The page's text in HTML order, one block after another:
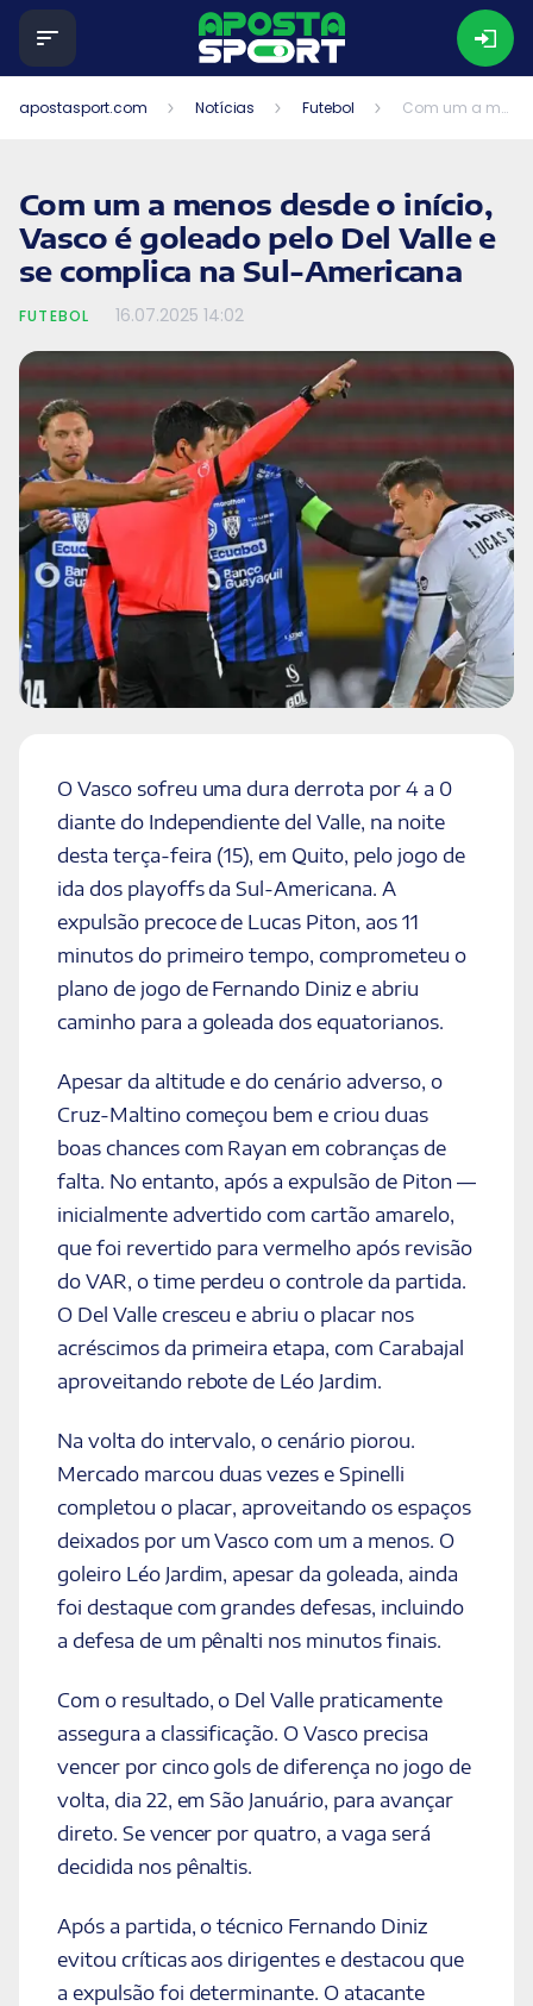
apostasport.com Notícias Futebol Com um a menos desde o início, Vasco é goleado pelo Del Valle e se complica na Sul-Americana
Com um a menos desde o início,
Vasco é goleado pelo Del Valle e
se complica na Sul-Americana
FUTEBOL 16.07.2025 14:02
O Vasco sofreu uma dura derrota por 4 a 0
diante do Independiente del Valle, na noite
desta terça-feira (15), em Quito, pelo jogo de
ida dos playoffs da Sul-Americana. A
expulsão precoce de Lucas Piton, aos 11
minutos do primeiro tempo, comprometeu o
plano de jogo de Fernando Diniz e abriu
caminho para a goleada dos equatorianos.
Apesar da altitude e do cenário adverso, o
Cruz-Maltino começou bem e criou duas
boas chances com Rayan em cobranças de
falta. No entanto, após a expulsão de Piton —
inicialmente advertido com cartão amarelo,
que foi revertido para vermelho após revisão
do VAR, o time perdeu o controle da partida.
O Del Valle cresceu e abriu o placar nos
acréscimos da primeira etapa, com Carabajal
aproveitando rebote de Léo Jardim.
Na volta do intervalo, o cenário piorou.
Mercado marcou duas vezes e Spinelli
completou o placar, aproveitando os espaços
deixados por um Vasco com um a menos. O
goleiro Léo Jardim, apesar da goleada, ainda
foi destaque com grandes defesas, incluindo
a defesa de um pênalti nos minutos finais.
Com o resultado, o Del Valle praticamente
assegura a classificação. O Vasco precisa
vencer por cinco gols de diferença no jogo de
volta, dia 22, em São Januário, para avançar
direto. Se vencer por quatro, a vaga será
decidida nos pênaltis.
Após a partida, o técnico Fernando Diniz
evitou críticas aos dirigentes e destacou que
a expulsão foi determinante. O atacante